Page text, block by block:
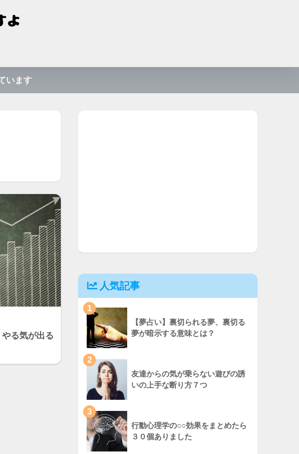
います
る気が出る
人気記事
1
【夢占い】裏切られる夢、裏切る
夢が暗示する意味とは？
2
友達からの気が乗らない遊びの誘
いの上手な断り方７つ
3
行動心理学の○○効果をまとめたら
３０個ありました